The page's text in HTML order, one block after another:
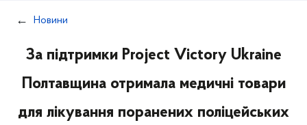
Новини
За підтримки Project Victory Ukraine
Полтавщина отримала медичні товари
для лікування поранених поліцейських